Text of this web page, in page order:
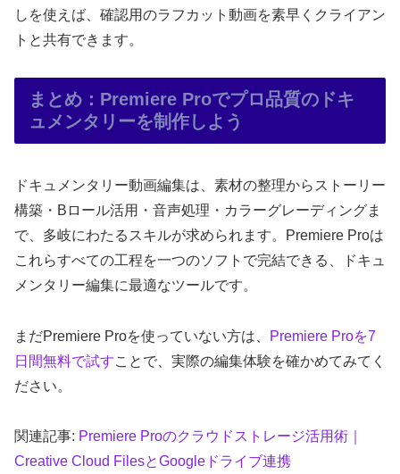
しを使えば、確認用のラフカット動画を素早くクライアン
トと共有できます。
まとめ：Premiere Proでプロ品質のドキ
ュメンタリーを制作しよう
ドキュメンタリー動画編集は、素材の整理からストーリー
構築・Bロール活用・音声処理・カラーグレーディングま
で、多岐にわたるスキルが求められます。Premiere Proは
これらすべての工程を一つのソフトで完結できる、ドキュ
メンタリー編集に最適なツールです。
まだPremiere Proを使っていない方は、
Premiere Proを7
日間無料で試すことで、実際の編集体験を確かめてみてく
ださい。
関連記事: Premiere Proのクラウドストレージ活用術｜
Creative Cloud FilesとGoogleドライブ連携